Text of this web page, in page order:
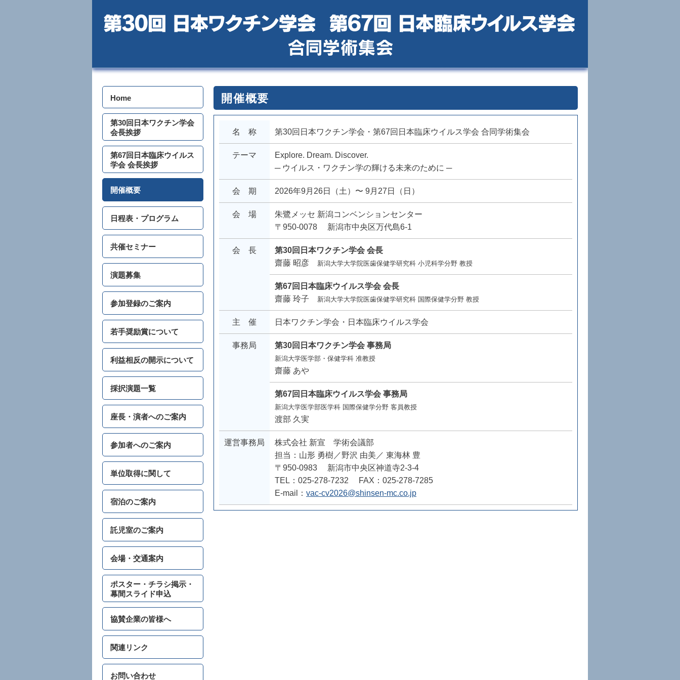
開催概要
名 称 第30回日本ワクチン学会・第67回日本臨床ウイルス学会 合同学術集会
テーマ
Explore. Dream. Discover.
─ ウイルス・ワクチン学の輝ける未来のために ─
会 期 2026年9月26日（土）〜 9月27日（日）
会 場 朱鷺メッセ 新潟コンベンションセンター
〒950-0078
新潟市中央区万代島6-1
会 長
第30回日本ワクチン学会 会長
齋藤 昭彦
新潟大学大学院医歯保健学研究科 小児科学分野 教授
第67回日本臨床ウイルス学会 会長
齋藤 玲子
新潟大学大学院医歯保健学研究科 国際保健学分野 教授
主 催 日本ワクチン学会・日本臨床ウイルス学会
事務局 第30回日本ワクチン学会 事務局
新潟大学医学部・保健学科 准教授
齋藤 あや
第67回日本臨床ウイルス学会 事務局
新潟大学医学部医学科 国際保健学分野 客員教授
渡部 久実
運営事務局
株式会社 新宣 学術会議部
担当：山形 勇樹／野沢 由美／ 東海林 豊
〒950-0983
新潟市中央区神道寺2-3-4
TEL：025-278-7232
FAX：025-278-7285
E-mail： vac-cv2026@shinsen-mc.co.jp
Home
第30回日本ワクチン学会
会長挨拶
第67回日本臨床ウイルス
学会 会長挨拶
開催概要
日程表・プログラム
共催セミナー
演題募集
参加登録のご案内
若手奨励賞について
利益相反の開示について
採択演題一覧
座長・演者へのご案内
参加者へのご案内
単位取得に関して
宿泊のご案内
託児室のご案内
会場・交通案内
ポスター・チラシ掲示・
幕間スライド申込
協賛企業の皆様へ
関連リンク
お問い合わせ